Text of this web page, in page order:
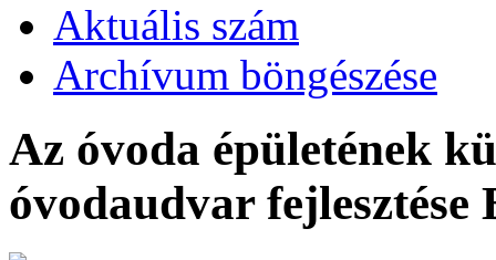
Aktuális szám
Archívum böngészése
Az óvoda épületének
óvodaudvar fejlesztése